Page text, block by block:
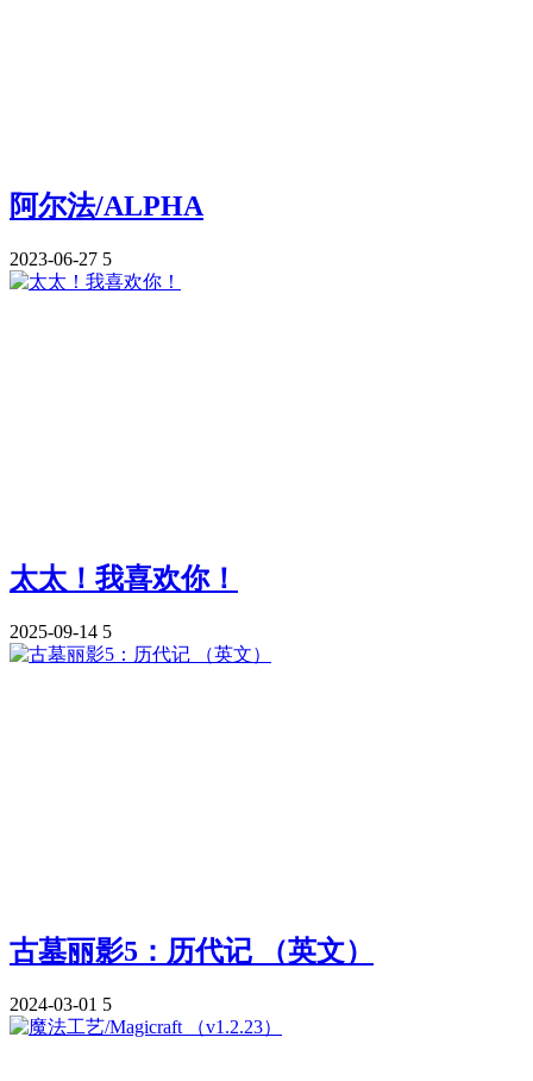
阿尔法/ALPHA
2023-06-27 5
太太！我喜欢你！
2025-09-14 5
古墓丽影5：历代记 （英文）
2024-03-01 5